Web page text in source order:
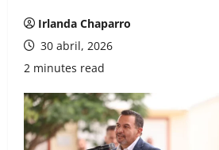
Irlanda Chaparro
30 abril, 2026
2 minutes read